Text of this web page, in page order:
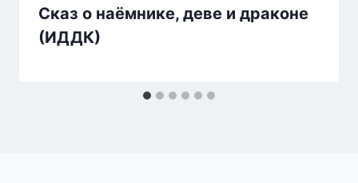
Сказ о наёмнике, деве и драконе
(ИДДК)